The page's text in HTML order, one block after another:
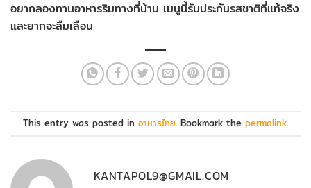
อยากลองทานอาหารริมทางที่บ้าน เมนูนี้รับประกันรสชาติที่แท้จริง
และยากจะลืมเลือน
This entry was posted in อาหารไทย. Bookmark the permalink.
KANTAPOL9@GMAIL.COM